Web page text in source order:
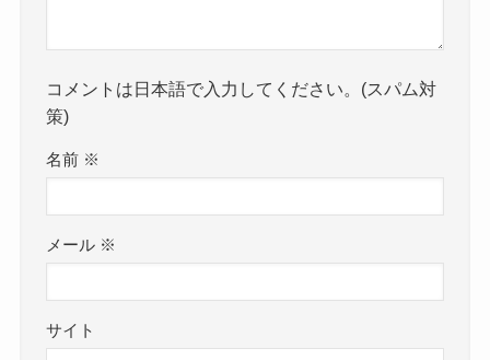
コメントは日本語で入力してください。(スパム対
策)
名前 ※
メール ※
サイト